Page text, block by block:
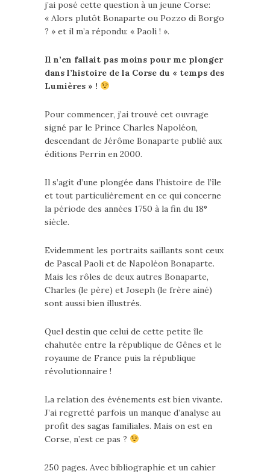
j’ai posé cette question à un jeune Corse:
« Alors plutôt Bonaparte ou Pozzo di Borgo
? » et il m’a répondu: « Paoli ! ».
Il n’en fallait pas moins pour me plonger
dans l’histoire de la Corse du « temps des
Lumières » !
Pour commencer, j’ai trouvé cet ouvrage
signé par le Prince Charles Napoléon,
descendant de Jérôme Bonaparte publié aux
éditions Perrin en 2000.
Il s’agit d’une plongée dans l’histoire de l’île
et tout particulièrement en ce qui concerne
la période des années 1750 à la fin du 18°
siècle.
Evidemment les portraits saillants sont ceux
de Pascal Paoli et de Napoléon Bonaparte.
Mais les rôles de deux autres Bonaparte,
Charles (le père) et Joseph (le frère ainé)
sont aussi bien illustrés.
Quel destin que celui de cette petite île
chahutée entre la république de Gênes et le
royaume de France puis la république
révolutionnaire !
La relation des événements est bien vivante.
J’ai regretté parfois un manque d’analyse au
profit des sagas familiales. Mais on est en
Corse, n’est ce pas ?
250 pages. Avec bibliographie et un cahier